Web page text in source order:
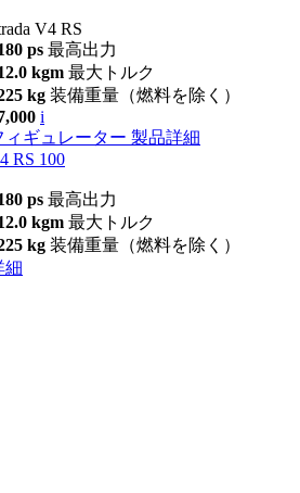
V4 RS
ps 最高出力
kgm 最大トルク
kg 装備重量（燃料を除く）
i
ィギュレーター 製品詳細
RS 100
ps 最高出力
kgm 最大トルク
kg 装備重量（燃料を除く）
細